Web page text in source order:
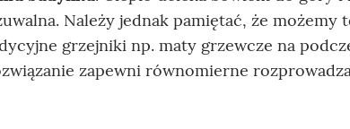
Należy jednak pamiętać, że możemy
grzejniki np. maty grzewcze na
zapewni równomierne